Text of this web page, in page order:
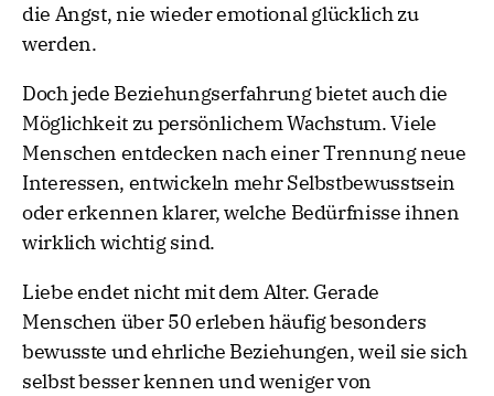
die Angst, nie wieder emotional glücklich zu
werden.
Doch jede Beziehungserfahrung bietet auch die
Möglichkeit zu persönlichem Wachstum. Viele
Menschen entdecken nach einer Trennung neue
Interessen, entwickeln mehr Selbstbewusstsein
oder erkennen klarer, welche Bedürfnisse ihnen
wirklich wichtig sind.
Liebe endet nicht mit dem Alter. Gerade
Menschen über 50 erleben häufig besonders
bewusste und ehrliche Beziehungen, weil sie sich
selbst besser kennen und weniger von